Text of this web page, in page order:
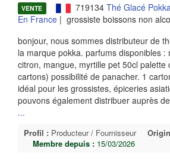
VENTE 719134 Thé Glacé
En France | grossiste boissons non
bonjour, nous sommes distributeur de
la marque pokka. parfums disponibles :
citron, mangue, myrtille pet 50cl palette
cartons) possibilité de panacher. 1
idéal pour les grossistes, épiceries
pouvons également distribuer auprès
...
Profil : Producteur / Fournisseur
Membre depuis : 15/03/2026